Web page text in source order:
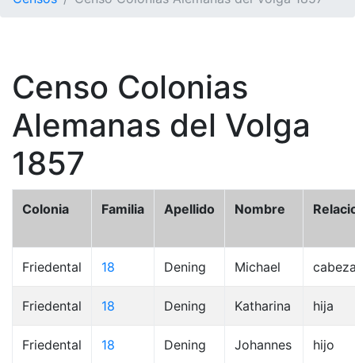
Censo Colonias
Alemanas del Volga
1857
Colonia Familia Apellido Nombre
Friedental 18 Dening Michael
Friedental 18 Dening Katharina hija
Friedental 18 Dening Johannes hijo